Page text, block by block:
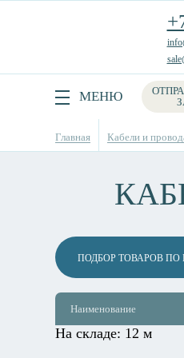
МЕНЮ
Поиск
Главная Кабели и
ПОДБОР ТОВАРОВ ПО
Наименование
На складе: 12 м